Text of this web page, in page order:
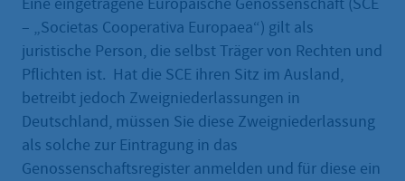
Eine eingetragene Europäische Genossenschaft (SCE
– „Societas Cooperativa Europaea“) gilt als
juristische Person, die selbst Träger von Rechten und
Pflichten ist. Hat die SCE ihren Sitz im Ausland,
betreibt jedoch Zweigniederlassungen in
Deutschland, müssen Sie diese Zweigniederlassung
als solche zur Eintragung in das
Genossenschaftsregister anmelden und für diese ein